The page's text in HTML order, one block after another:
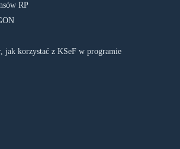
RP
jak korzystać z KSeF w programie